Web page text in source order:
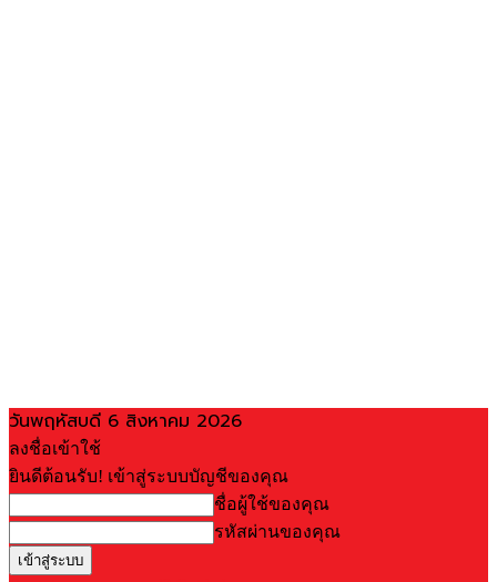
วันพฤหัสบดี 6 สิงหาคม 2026
ลงชื่อเข้าใช้
ยินดีต้อนรับ! เข้าสู่ระบบบัญชีของคุณ
ชื่อผู้ใช้ของคุณ
รหัสผ่านของคุณ